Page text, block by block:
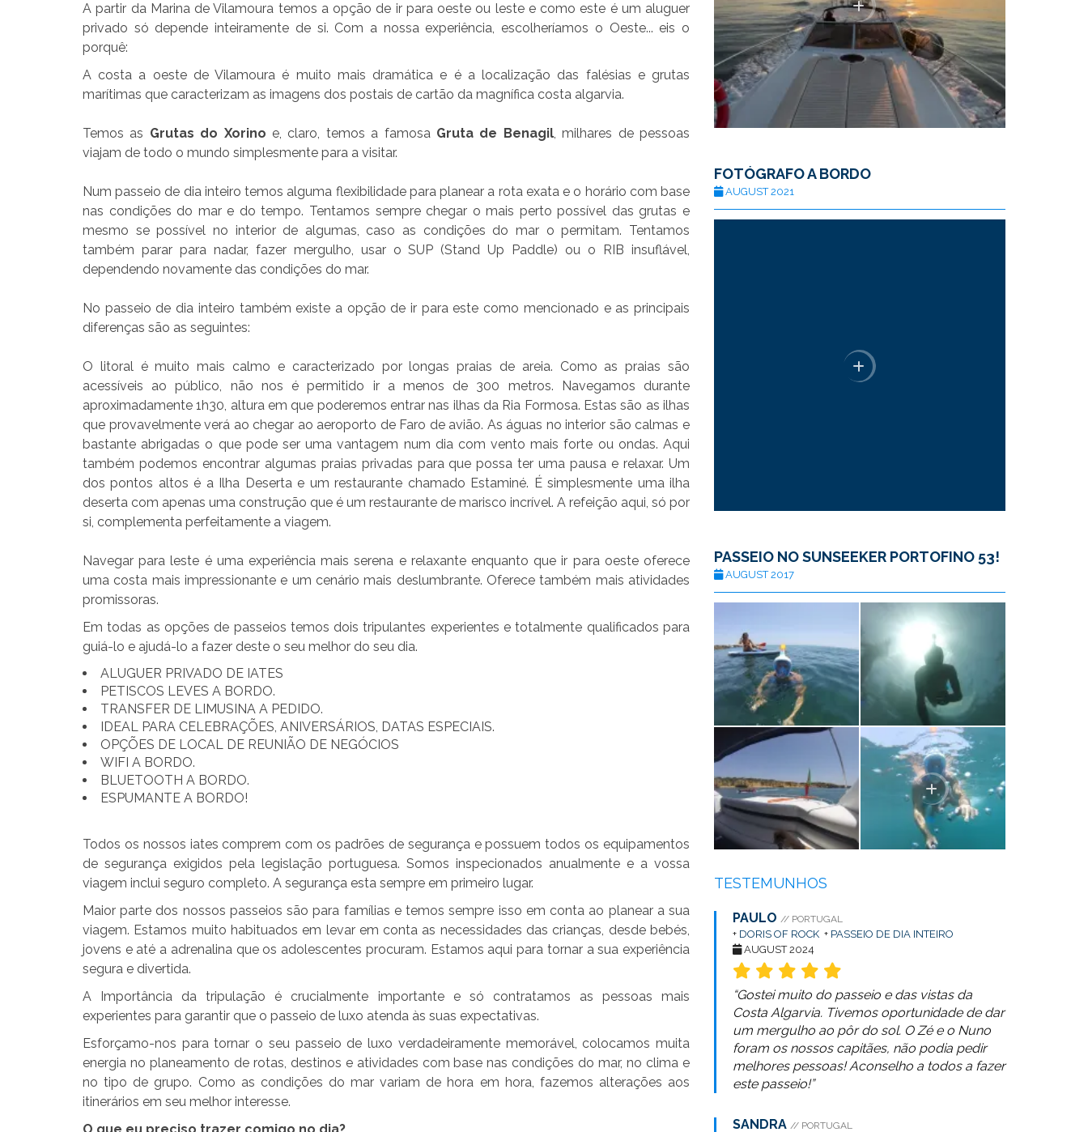
A partir da Marina de Vilamoura temos a opção de ir para oeste ou leste e como este é um aluguer
privado só depende inteiramente de si. Com a nossa experiência, escolheríamos o Oeste... eis o
porquê:
A costa a oeste de Vilamoura é muito mais dramática e é a localização das falésias e grutas
marítimas que caracterizam as imagens dos postais de cartão da magnífica costa algarvia.
Temos as Grutas do Xorino e, claro, temos a famosa Gruta de Benagil, milhares de pessoas
viajam de todo o mundo simplesmente para a visitar.
Num passeio de dia inteiro temos alguma flexibilidade para planear a rota exata e o horário com base
nas condições do mar e do tempo. Tentamos sempre chegar o mais perto possível das grutas e
mesmo se possível no interior de algumas, caso as condições do mar o permitam. Tentamos
também parar para nadar, fazer mergulho, usar o SUP (Stand Up Paddle) ou o RIB insuflável,
dependendo novamente das condições do mar.
No passeio de dia inteiro também existe a opção de ir para este como mencionado e as principais
diferenças são as seguintes:
O litoral é muito mais calmo e caracterizado por longas praias de areia. Como as praias são
acessíveis ao público, não nos é permitido ir a menos de 300 metros. Navegamos durante
aproximadamente 1h30, altura em que poderemos entrar nas ilhas da Ria Formosa. Estas são as ilhas
que provavelmente verá ao chegar ao aeroporto de Faro de avião. As águas no interior são calmas e
bastante abrigadas o que pode ser uma vantagem num dia com vento mais forte ou ondas. Aqui
também podemos encontrar algumas praias privadas para que possa ter uma pausa e relaxar. Um
dos pontos altos é a Ilha Deserta e um restaurante chamado Estaminé. É simplesmente uma ilha
deserta com apenas uma construção que é um restaurante de marisco incrível. A refeição aqui, só por
si, complementa perfeitamente a viagem.
Navegar para leste é uma experiência mais serena e relaxante enquanto que ir para oeste oferece
uma costa mais impressionante e um cenário mais deslumbrante. Oferece também mais atividades
promissoras.
Em todas as opções de passeios temos dois tripulantes experientes e totalmente qualificados para
guiá-lo e ajudá-lo a fazer deste o seu melhor do seu dia.
ALUGUER PRIVADO DE IATES
PETISCOS LEVES A BORDO.
TRANSFER DE LIMUSINA A PEDIDO.
IDEAL PARA CELEBRAÇÕES, ANIVERSÁRIOS, DATAS ESPECIAIS.
OPÇÕES DE LOCAL DE REUNIÃO DE NEGÓCIOS
WIFI A BORDO.
BLUETOOTH A BORDO.
ESPUMANTE A BORDO!
Todos os nossos iates comprem com os padrões de segurança e possuem todos os equipamentos
de segurança exigidos pela legislação portuguesa. Somos inspecionados anualmente e a vossa
viagem inclui seguro completo. A segurança esta sempre em primeiro lugar.
Maior parte dos nossos passeios são para famílias e temos sempre isso em conta ao planear a sua
viagem. Estamos muito habituados em levar em conta as necessidades das crianças, desde bebés,
jovens e até a adrenalina que os adolescentes procuram. Estamos aqui para tornar a sua experiência
segura e divertida.
A Importância da tripulação é crucialmente importante e só contratamos as pessoas mais
experientes para garantir que o passeio de luxo atenda às suas expectativas.
Esforçamo-nos para tornar o seu passeio de luxo verdadeiramente memorável, colocamos muita
energia no planeamento de rotas, destinos e atividades com base nas condições do mar, no clima e
no tipo de grupo. Como as condições do mar variam de hora em hora, fazemos alterações aos
itinerários em seu melhor interesse.
FOTÓGRAFO A BORDO
AUGUST 2021
PASSEIO NO SUNSEEKER PORTOFINO 53!
AUGUST 2017
TESTEMUNHOS
PAULO // PORTUGAL
+ DORIS OF ROCK + PASSEIO DE DIA INTEIRO
AUGUST 2024
“Gostei muito do passeio e das vistas da
Costa Algarvia. Tivemos oportunidade de dar
um mergulho ao pôr do sol. O Zé e o Nuno
foram os nossos capitães, não podia pedir
melhores pessoas! Aconselho a todos a fazer
este passeio!”
SANDRA // PORTUGAL